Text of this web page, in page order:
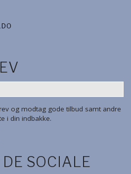
og modtag gode tilbud samt andre
i din indbakke.
SOCIALE